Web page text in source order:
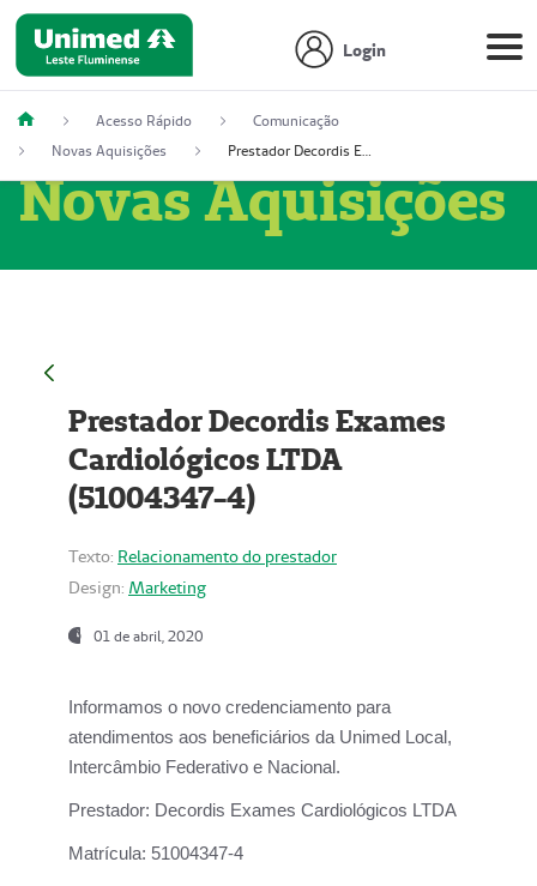
Login
Acesso Rápido
Comunicação
Novas Aquisições
Prestador Decordis Exames Cardiológicos LTDA (51004347-4)
Novas Aquisições
Prestador Decordis Exames
Cardiológicos LTDA
(51004347-4)
Texto: Relacionamento do prestador
Design: Marketing
01 de abril, 2020
Informamos o novo credenciamento para
atendimentos aos beneficiários da Unimed Local,
Intercâmbio Federativo e Nacional.
Prestador: Decordis Exames Cardiológicos LTDA
Matrícula: 51004347-4